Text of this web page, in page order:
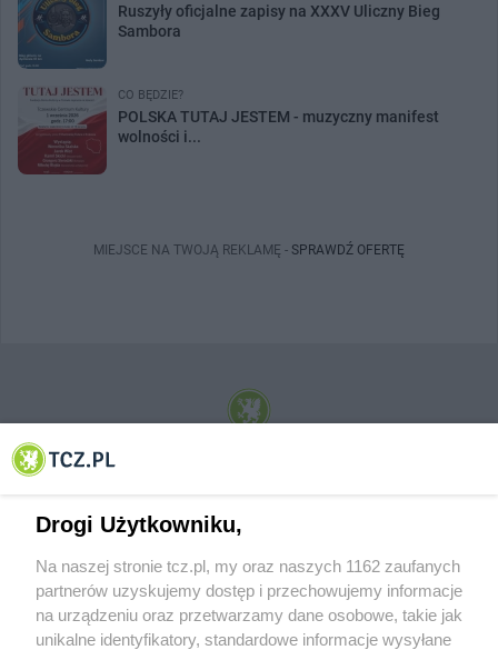
Ruszyły oficjalne zapisy na XXXV Uliczny Bieg
Sambora
CO BĘDZIE?
POLSKA TUTAJ JESTEM - muzyczny manifest
wolności i...
MIEJSCE NA TWOJĄ REKLAMĘ - SPRAWDŹ OFERTĘ
© 2001-2026 Tczew - TCZ.PL Sp. z o.o. Internetowy Serwis Informacyjny Miasta
Drogi Użytkowniku,
Na naszej stronie tcz.pl, my oraz naszych 1162 zaufanych
partnerów uzyskujemy dostęp i przechowujemy informacje
na urządzeniu oraz przetwarzamy dane osobowe, takie jak
unikalne identyfikatory, standardowe informacje wysyłane